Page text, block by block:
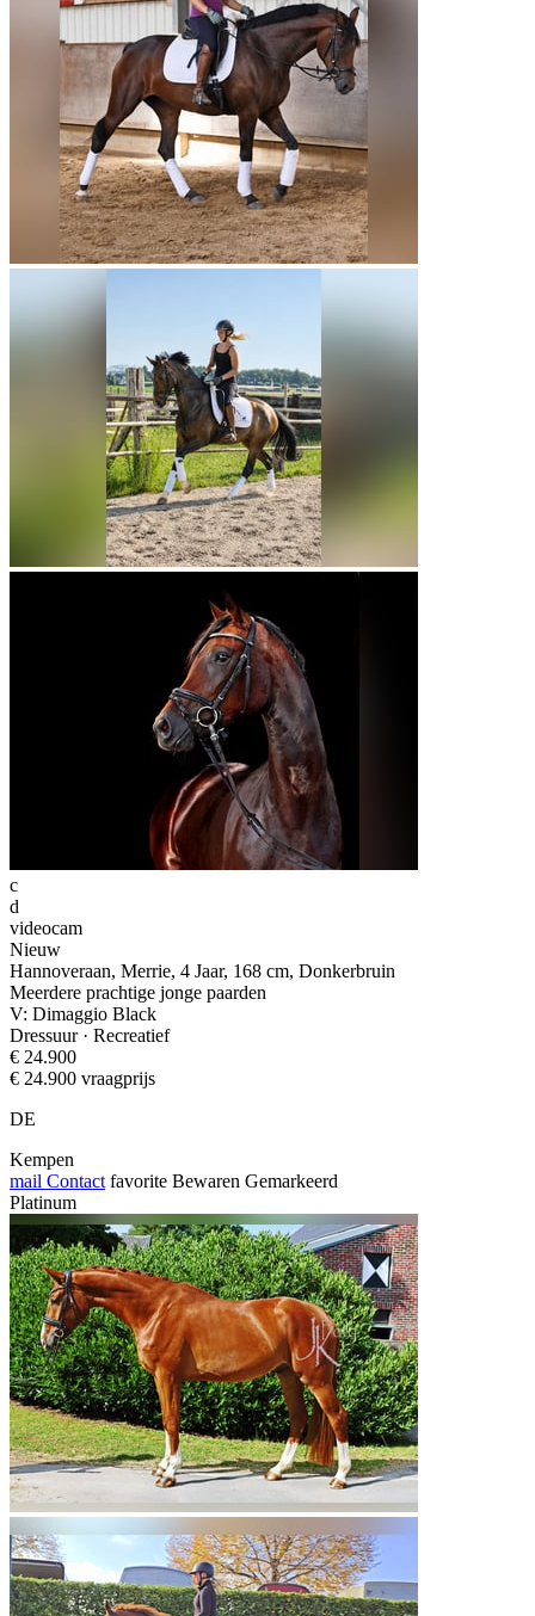
c
d
videocam
Nieuw
Hannoveraan, Merrie, 4 Jaar, 168 cm, Donkerbruin
Meerdere prachtige jonge paarden
V: Dimaggio Black
Dressuur · Recreatief
€ 24.900
€ 24.900 vraagprijs
DE
Kempen
mail Contact favorite Bewaren Gemarkeerd
Platinum